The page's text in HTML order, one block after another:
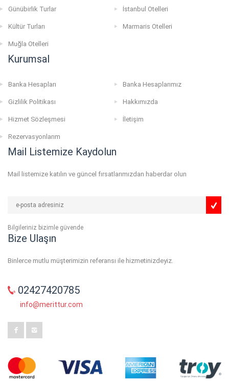
Günübirlik Turlar İstanbul Otelleri
Kültür Turları Marmaris Otelleri
Muğla Otelleri
Kurumsal
Banka Hesapları Banka Hesaplarımız
Gizlilik Politikası Hakkımızda
Hizmet Sözleşmesi İletişim
Rezervasyonlarım
Mail Listemize Kaydolun
Mail listemize katılın ve güncel fırsatlarımızdan haberdar olun
Bilgileriniz bizimle güvende
Bize Ulaşın
Binlerce mutlu müşterimizin referansı ile hizmetinizdeyiz.
02427420785
info@merittur.com